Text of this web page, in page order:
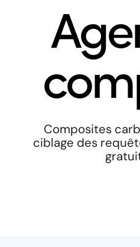
Expertises
Cas clients
Composites
ciblage des